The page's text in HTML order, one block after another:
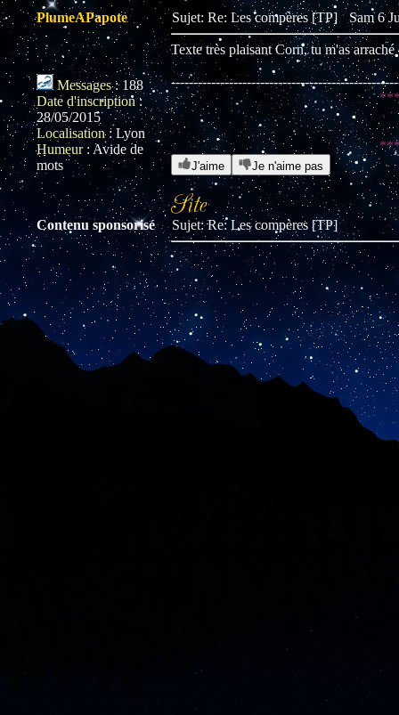
PlumeAPapote
Messages:188
Date d'inscription :
28/05/2015
Localisation: Lyon
Humeur: Avide de
mots
Sujet: Re: Les compères [TP] Sam 6
Texte très plaisant Corn, tu m'as arraché
J'aime Je n'aime pas
Contenu sponsorisé Sujet: Re: Les compères [TP]